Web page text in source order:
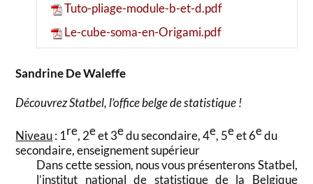
Tuto-pliage-module-b-et-d.pdf
Le-cube-soma-en-Origami.pdf
Sandrine De Waleffe
Découvrez Statbel, l’office belge de statistique !
Niveau: 1re, 2eet 3edu secondaire, 4e, 5eet 6edu
secondaire, enseignement supérieur
Dans cette session, nous vous présenterons Statbel,
l’institut national de statistique de la Belgique